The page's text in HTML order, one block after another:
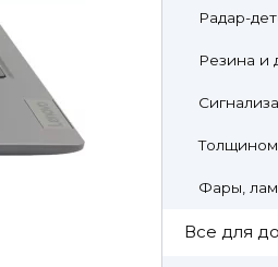
Радар-
Резина и
Фары,
Все для